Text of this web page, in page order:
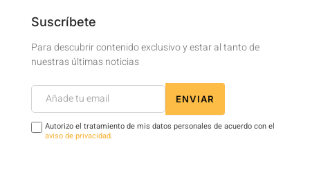
Suscríbete
Para descubrir contenido exclusivo y estar al tanto de
nuestras últimas noticias
Newsletter
Footer
ENVIAR
Autorizo el tratamiento de mis datos personales de acuerdo con el
aviso de privacidad.